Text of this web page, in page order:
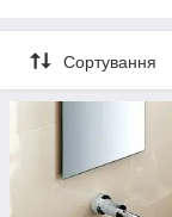
дизайн. Завдяки
екологічно
довготривалими.
Сортування